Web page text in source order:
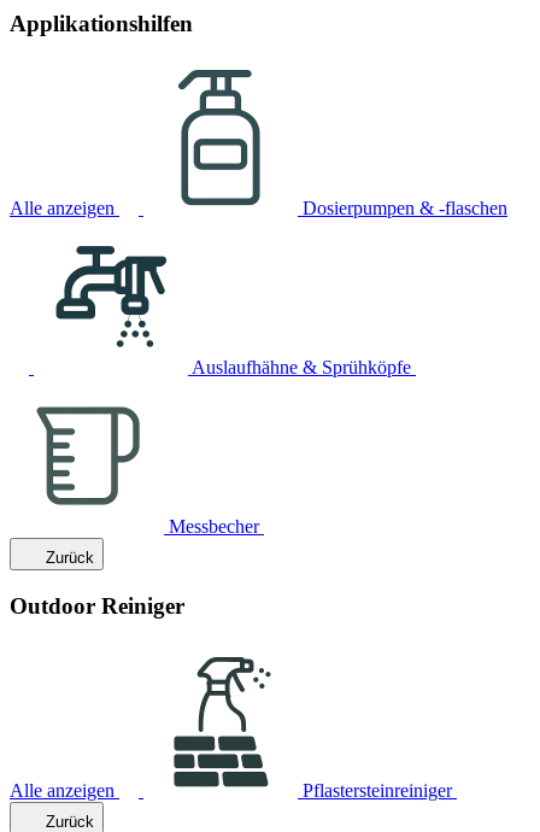
Applikationshilfen
Alle anzeigen Dosierpumpen & -flaschen
Auslaufhähne & Sprühköpfe
Messbecher
Zurück
Outdoor Reiniger
Alle anzeigen Pflastersteinreiniger
Zurück